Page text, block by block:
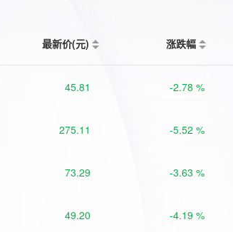
最新价(元) 涨跌幅
45.81 -2.78 %
275.11 -5.52 %
73.29 -3.63 %
49.20 -4.19 %